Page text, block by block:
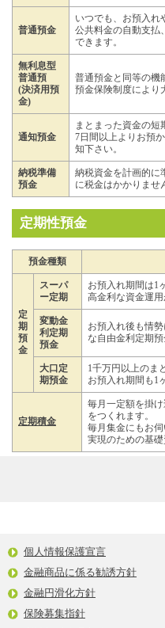
普通預金
いつでも、お預入れ
公共料金の自動支払
できます。
無利息型
普通預
(決済用預
金)
普通預金と同等の機
預金保険制度により
通知預金
まとまった資金の短
7日間以上よりお預
知下さい。
納税準備
預金
納税資金を計画的に
に税金はかかりませ
定期性預金
預金種類
定
期
預
金
スーパ
ー定期
お預入れ期間は1
高金利な資金運用
変動金
利定期
預金
お預入れ後も情
な自由金利定期預
大口定
期預金
1千万円以上のま
お預入れ期間も1
定期積金
毎月一定額を掛
をつくれます。
毎月集金にもお
実現のための基礎
個人情報保護宣言
金融商品に係る勧誘方針
金融円滑化方針
保険募集指針